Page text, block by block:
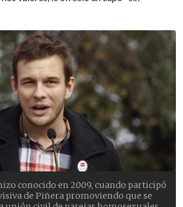
conocido en 2009, cuando participó
de Piñera promoviendo que se